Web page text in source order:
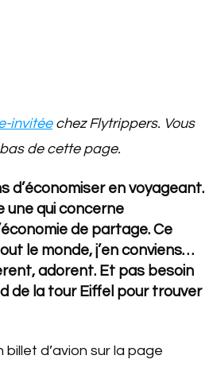
invitéechez Flytrippers. Vous
de cette page.
d’économiser en voyageant.
une qui concerne
de partage. Ce
le monde, j’en conviens…
adorent. Et pas besoin
de la tour Eiffel pour trouver
d’avion sur la page